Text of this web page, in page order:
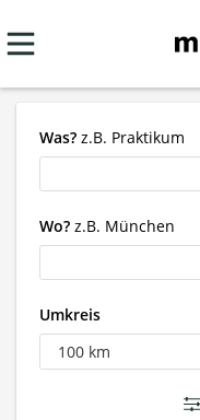
Was? z.B. Praktikum
Wo? z.B. München
Umkreis